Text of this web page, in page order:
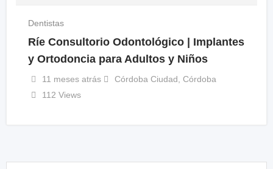
Dentistas
Ríe Consultorio Odontológico | Implantes
y Ortodoncia para Adultos y Niños
11 meses atrás Córdoba Ciudad, Córdoba
112 Views